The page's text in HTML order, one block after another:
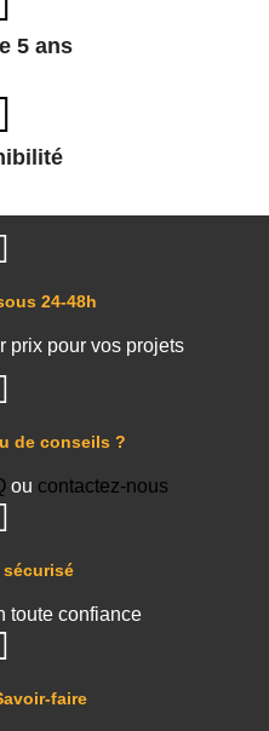
5 ans
faire
sécurisé
toute confiance
de conseils ?
ou contactez-nous
24-48h
prix pour vos projets